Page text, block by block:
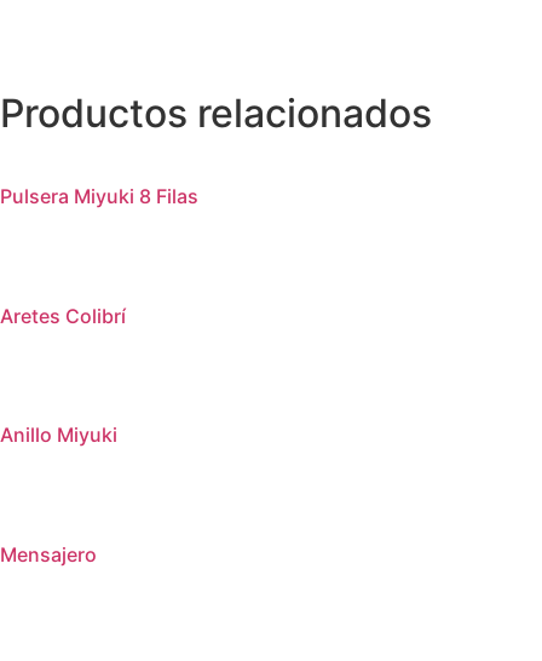
Productos relacionados
Pulsera Miyuki 8 Filas
Aretes Colibrí
Anillo Miyuki
Mensajero